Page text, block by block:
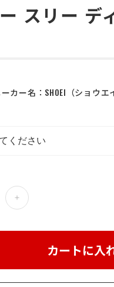
スリー デ
カー名： SHOEI ショウエ
カートに入